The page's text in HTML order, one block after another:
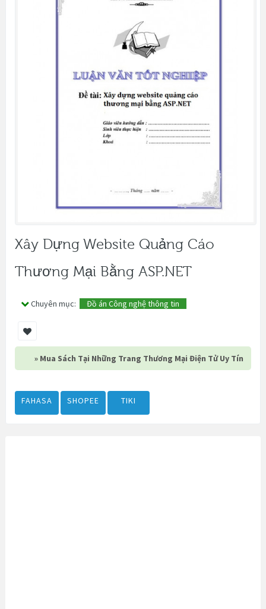
Xây Dựng Website Quảng Cáo
Thương Mại Bằng ASP.NET
Chuyên mục: Đồ án Công nghệ thông tin
» Mua Sách Tại Những Trang Thương Mại Điện Tử Uy Tín
FAHASA SHOPEE TIKI